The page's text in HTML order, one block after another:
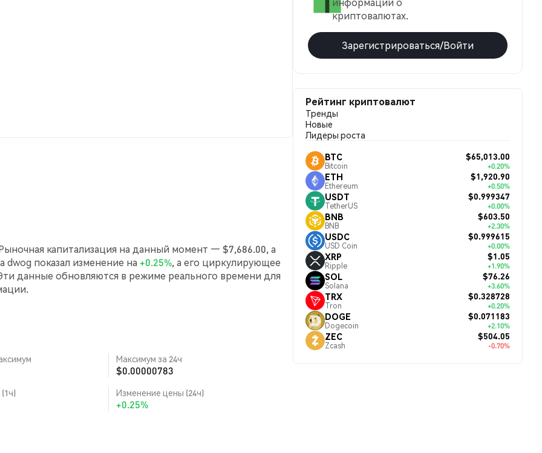
капитализация на данный момент — $7,686.00, а
dwog показал изменение на +0.25%, а его циркулирующее
данные обновляются в режиме реального времени для
Максимум за 24ч
$0.00000783
Изменение цены (24ч)
+0.25%
криптовалютах.
Зарегистрироваться/Войти
Рейтинг криптовалют
Тренды
Новые
Лидеры роста
BTC
Bitcoin
$65,013.00
+0.20%
ETH
Ethereum
$1,920.90
+0.50%
USDT
TetherUS
$0.999347
+0.00%
BNB
BNB
$603.50
+2.30%
USDC
USD Coin
$0.999615
+0.00%
XRP
Ripple
$1.05
+1.90%
SOL
Solana
$76.26
+3.60%
TRX
Tron
$0.328728
+0.20%
DOGE
Dogecoin
$0.071183
+2.10%
ZEC
Zcash
$504.05
-0.70%